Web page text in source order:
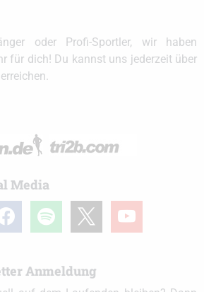
oder Profi-Sportler, wir haben
für dich! Du kannst uns jederzeit über
erreichen.
Media
spotify youtube
Anmeldung